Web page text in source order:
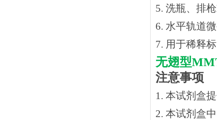
5. 洗瓶、排
6. 水平轨道
7. 用于稀释
无翅型
注意事项
1. 本试剂盒
2. 本试剂盒